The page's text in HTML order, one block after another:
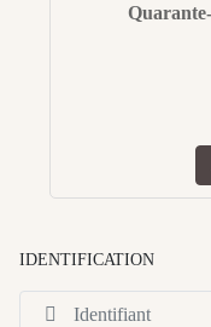
IDENTIFICATION